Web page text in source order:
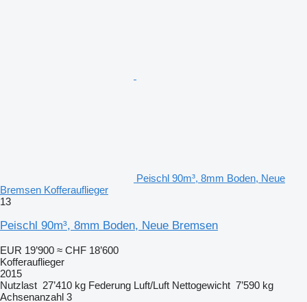
Peischl 90m³, 8mm Boden, Neue
Bremsen Kofferauflieger
13
Peischl 90m³, 8mm Boden, Neue Bremsen
EUR 19’900 ≈ CHF 18’600
Kofferauflieger
2015
Nutzlast 27’410 kg Federung Luft/Luft Nettogewicht 7’590 kg
Achsenanzahl 3